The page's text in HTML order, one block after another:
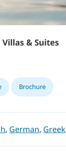
& Suites
Brochure
, German, Greek